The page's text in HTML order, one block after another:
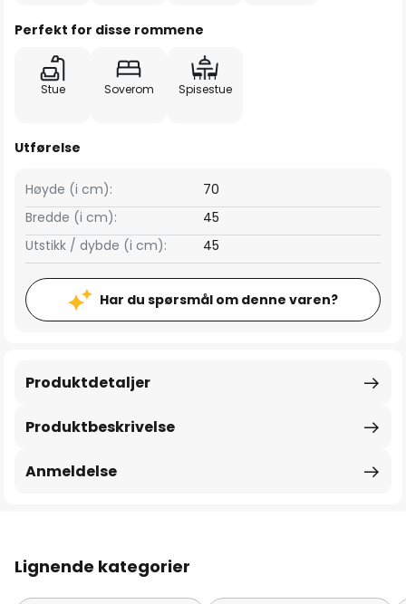
Perfekt for disse rommene
Stue Soverom Spisestue
Utførelse
Bredde (i cm): 45
Høyde (i cm): 70
Utstikk / dybde (i cm): 45
Har du spørsmål om denne varen?
Produktbeskrivelse
Produktdetaljer
Anmeldelse
Lignende kategorier